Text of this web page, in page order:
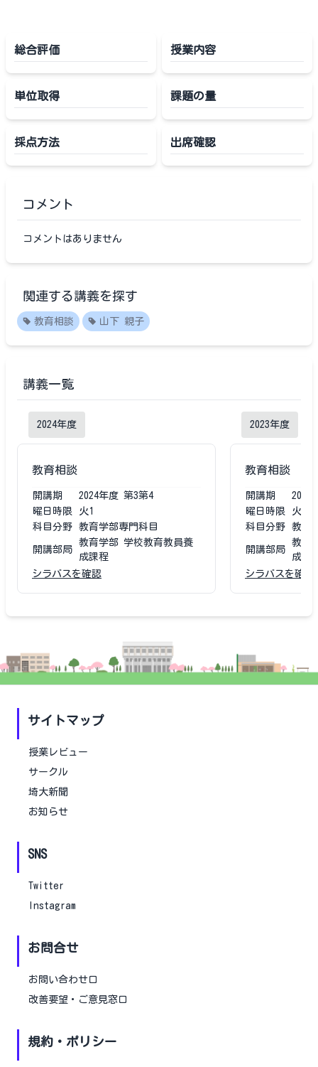
総合評価 授業内容
単位取得 課題の量
採点方法 出席確認
コメント
コメントはありません
関連する講義を探す
教育相談 山下 親子
講義一覧
2024年度
教育相談
開講期 2024年度 第3第4
曜日時限
火1
科目分野
教育学部専門科目
開講部局
教育学部 学校教育教員養
成課程
シラバスを確認
2023年度
教育相談
開講期 2023
曜日時限
火1
科目分野
教育
開講部局
教育
成課
シラバスを確認
サイトマップ
授業レビュー
サークル
埼大新聞
お知らせ
SNS
Twitter
Instagram
お問合せ
お問い合わせ口
改善要望・ご意見窓口
規約・ポリシー